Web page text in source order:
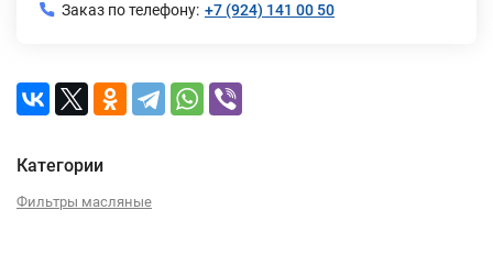
Заказ по телефону: +7 (924) 141 00 50
Категории
Фильтры масляные